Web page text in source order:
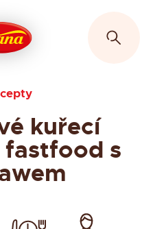
kuřecí
fastfood s